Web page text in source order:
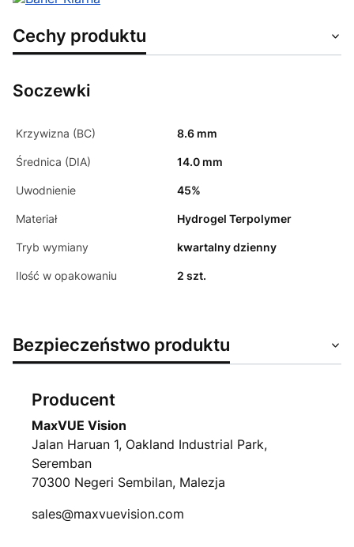
Cechy produktu
Soczewki
Krzywizna (BC) 8.6 mm
Średnica (DIA) 14.0 mm
Uwodnienie 45%
Materiał Hydrogel Terpolymer
Tryb wymiany kwartalny dzienny
Ilość w opakowaniu 2 szt.
Bezpieczeństwo produktu
Producent
MaxVUE Vision
Jalan Haruan 1, Oakland Industrial Park,
Seremban
70300 Negeri Sembilan, Malezja
sales@maxvuevision.com